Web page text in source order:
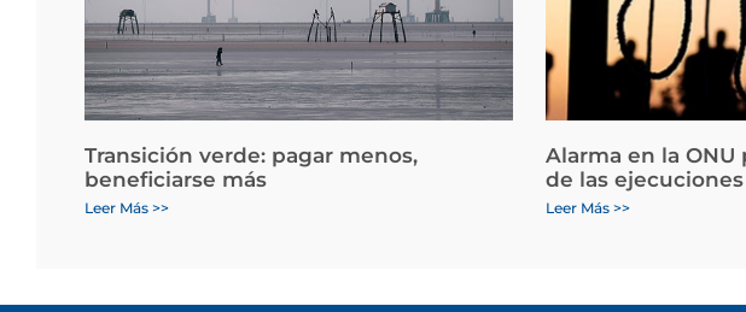
Transición verde: pagar menos,
beneficiarse más
Leer Más >>
Alarma en la
de las
Leer Más >>